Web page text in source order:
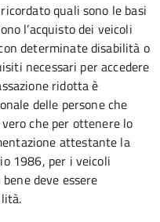
quali sono le basi
l’acquisto dei veicoli
determinate disabilità o
necessari per accedere
ridotta è
delle persone che
che per ottenere lo
attestante la
1986, per i veicoli
deve essere